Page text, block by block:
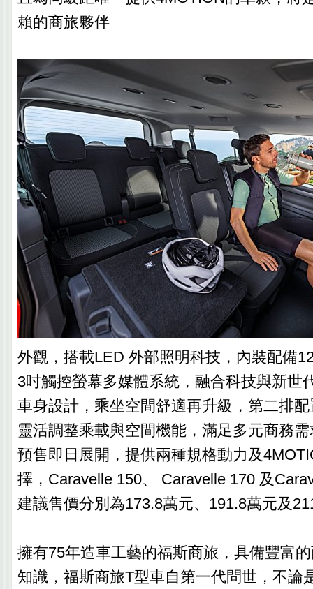
賴的商旅夥伴
外觀，搭載LED 外部照明科技，內裝配備
3吋觸控螢幕多媒體系統，融合科技與新世
車身設計，乘坐空間舒適再升級，第二排
靈活調整乘載與空間機能，滿足多元商務
預售即日展開，提供兩種規格動力及
擇，Caravelle 150、 Caravelle 170 及
建議售價分別為173.8萬元、191.8萬元及
擁有75年造車工藝的福斯商旅，具備豐富
知識，福斯商旅T型車自第一代問世，不論